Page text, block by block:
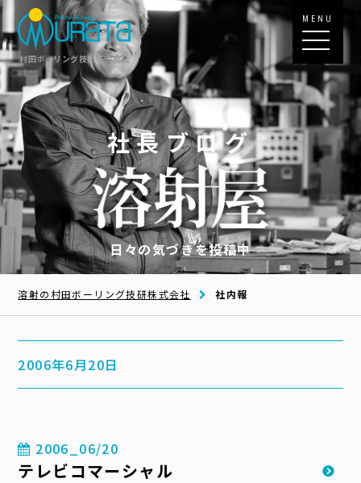
村田ボーリング技研株式会社
MENU
社長ブログ
日々の気づきを投稿中
溶射の村田ボーリング技研株式会社 社内報
2006年6月20日
2006_06/20
テレビコマーシャル